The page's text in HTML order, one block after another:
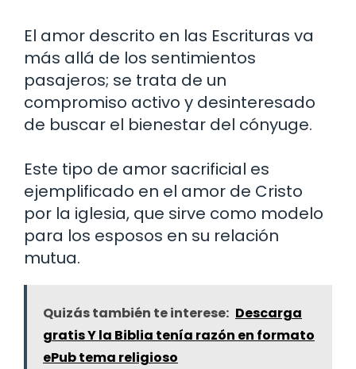
El amor descrito en las Escrituras va
más allá de los sentimientos
pasajeros; se trata de un
compromiso activo y desinteresado
de buscar el bienestar del cónyuge.
Este tipo de amor sacrificial es
ejemplificado en el amor de Cristo
por la iglesia, que sirve como modelo
para los esposos en su relación
mutua.
Quizás también te interese: Descarga
gratis Y la Biblia tenía razón en formato
ePub tema religioso